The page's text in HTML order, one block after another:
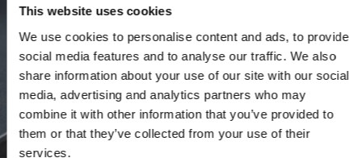
This website uses cookies
We use cookies to personalise content and ads, to provide
social media features and to analyse our traffic. We also
share information about your use of our site with our social
media, advertising and analytics partners who may
combine it with other information that you’ve provided to
them or that they’ve collected from your use of their
services.